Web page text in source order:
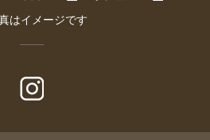
はイメージです